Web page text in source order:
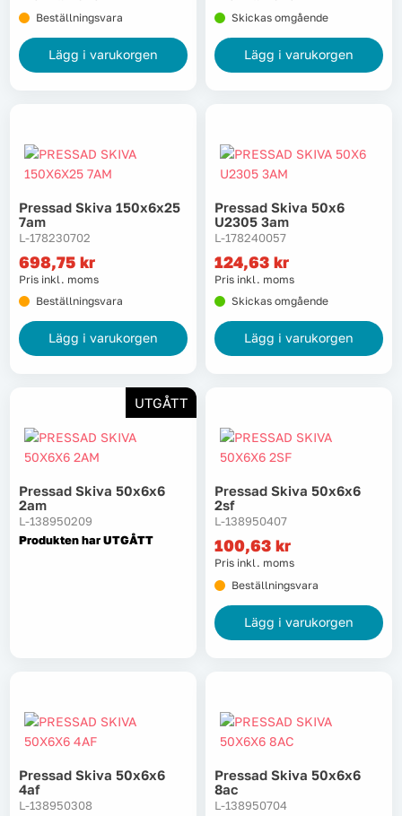
Beställningsvara
Lägg i varukorgen
Skickas omgående
Lägg i varukorgen
Pressad Skiva 150x6x25
7am
L-178230702
698,75 kr
Pris inkl. moms
Beställningsvara
Lägg i varukorgen
Pressad Skiva 50x6
U2305 3am
L-178240057
124,63 kr
Pris inkl. moms
Skickas omgående
Lägg i varukorgen
UTGÅTT
Pressad Skiva 50x6x6
2am
L-138950209
Produkten har UTGÅTT
Pressad Skiva 50x6x6
2sf
L-138950407
100,63 kr
Pris inkl. moms
Beställningsvara
Lägg i varukorgen
Pressad Skiva 50x6x6
4af
L-138950308
Pressad Skiva 50x6x6
8ac
L-138950704